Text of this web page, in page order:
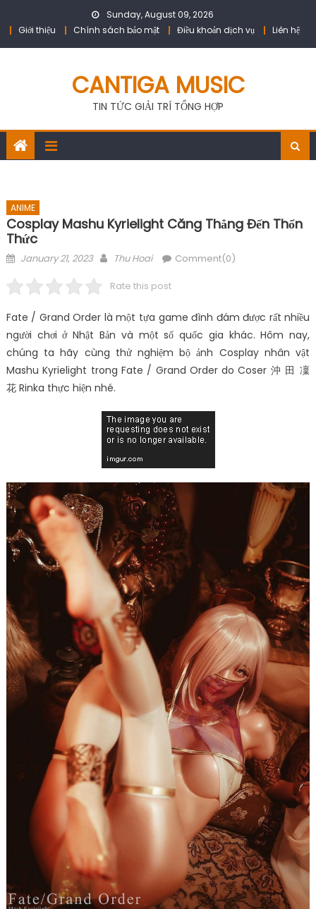
Sunday, August 09, 2026
Giới thiệu
Chính sách bảo mật Điều khoản dịch vụ Liên hệ
CANTIGA MUSIC
TIN TỨC GIẢI TRÍ TỔNG HỢP
ANIME
Cosplay Mashu Kyrielight Căng Thẳng Đến Thổn
Thức
Posted
January 21, 2023 Author
Thu Hoai Comment(0)
Rate this post
Fate / Grand Order là một tựa game đình đám được rất nhiều
người chơi ở Nhật Bản và một số quốc gia khác. Hôm nay,
chúng ta hãy cùng thử nghiệm bộ ảnh Cosplay nhân vật
Mashu Kyrielight trong Fate / Grand Order do Coser 沖 田 凜
花 Rinka thực hiện nhé.